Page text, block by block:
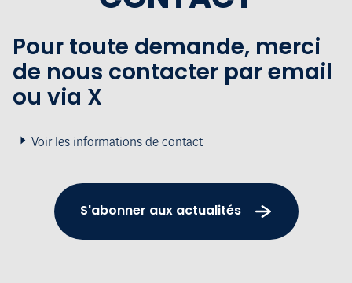
Pour toute demande, merci
de nous contacter par email
ou via X
Voir les informations de contact
S'abonner aux actualités